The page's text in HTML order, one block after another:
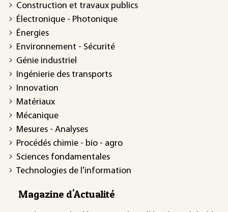
Construction et travaux publics
Électronique - Photonique
Énergies
Environnement - Sécurité
Génie industriel
Ingénierie des transports
Innovation
Matériaux
Mécanique
Mesures - Analyses
Procédés chimie - bio - agro
Sciences fondamentales
Technologies de l'information
Magazine d'Actualité